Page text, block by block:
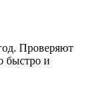
Проверяют
быстро и